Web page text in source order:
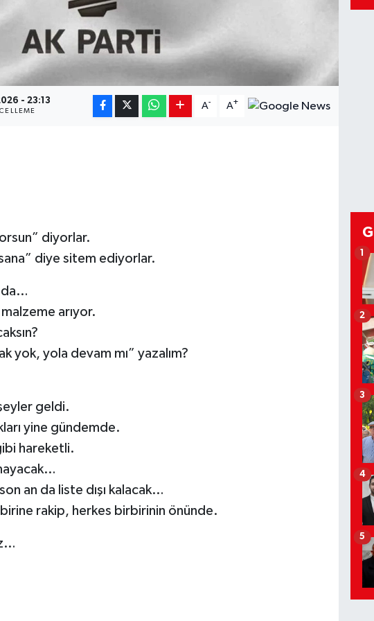
- 23:13 A- A+
diyorlar.
diye sitem ediyorlar.
da…
arıyor.
yok, yola devam mı” yazalım?
geldi.
yine gündemde.
hareketli.
an da liste dışı kalacak…
rakip, herkes birbirinin önünde.
1
2
3
4
5